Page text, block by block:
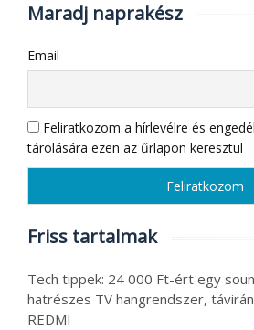
Maradj naprakész
Email
Feliratkozom a hírlevélre és
tárolására ezen az űrlapon keresztül
Friss tartalmak
Tech tippek: 24 000 Ft-ért egy
hatrészes TV hangrendszer,
REDMI